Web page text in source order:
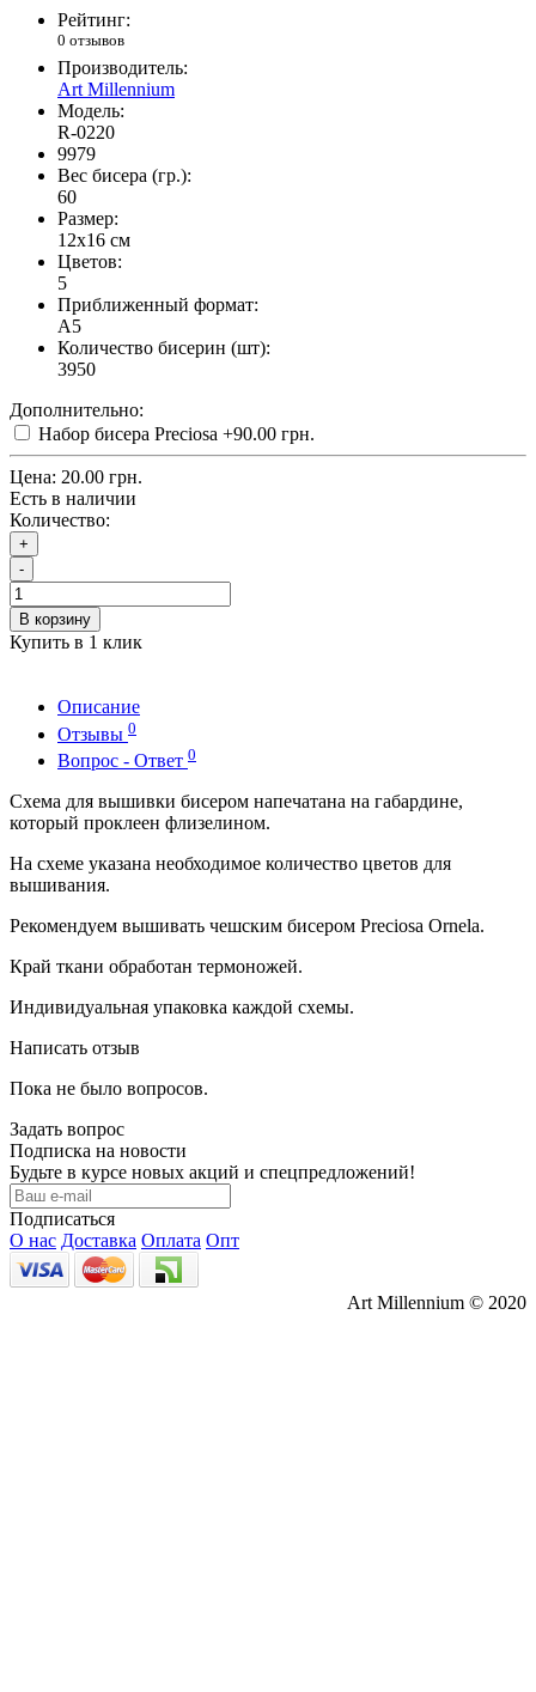
Рейтинг:
0 отзывов
Производитель:
Art Millennium
Модель:
R-0220
9979
Вес бисера (гр.):
60
Размер:
12x16 см
Цветов:
5
Приближенный формат:
A5
Количество бисерин (шт):
3950
Дополнительно:
Набор бисера Preciosa +90.00 грн.
Цена: 20.00 грн.
Есть в наличии
Количество:
+
-
В корзину
Купить в 1 клик
Описание
Отзывы 0
Вопрос - Ответ 0
Схема для вышивки бисером напечатана на габардине,
который проклеен флизелином.
На схеме указана необходимое количество цветов для
вышивания.
Рекомендуем вышивать чешским бисером Preciosa Ornela.
Край ткани обработан термоножей.
Индивидуальная упаковка каждой схемы.
Написать отзыв
Пока не было вопросов.
Задать вопрос
Подписка на новости
Будьте в курсе новых акций и спецпредложений!
Подписаться
О нас Доставка Оплата Опт
Art Millennium © 2020